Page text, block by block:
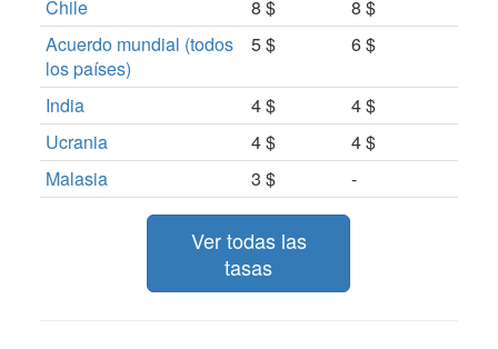
Chile
8 $
8 $
Acuerdo mundial (todos
los países)
5 $ 6 $
India 4 $
4 $
Ucrania
4 $
4 $
Malasia
3 $ -
Ver todas las
tasas